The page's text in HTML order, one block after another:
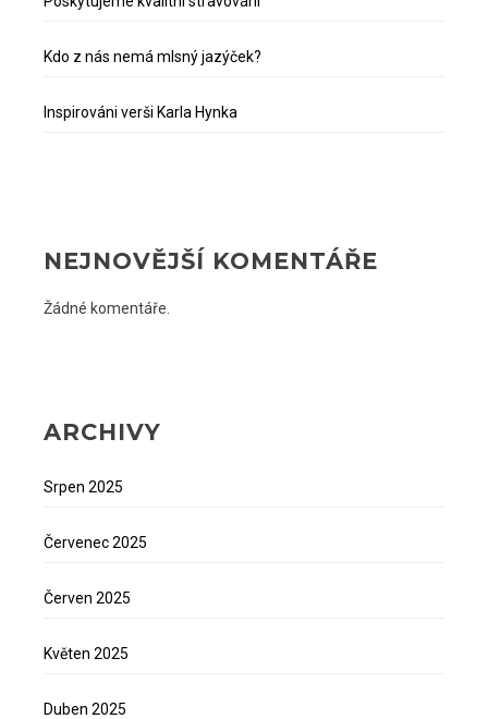
Kdo z nás nemá mlsný jazýček?
Inspirováni verši Karla Hynka
NEJNOVĚJŠÍ KOMENTÁŘE
Žádné komentáře.
ARCHIVY
Srpen 2025
Červenec 2025
Červen 2025
Květen 2025
Duben 2025